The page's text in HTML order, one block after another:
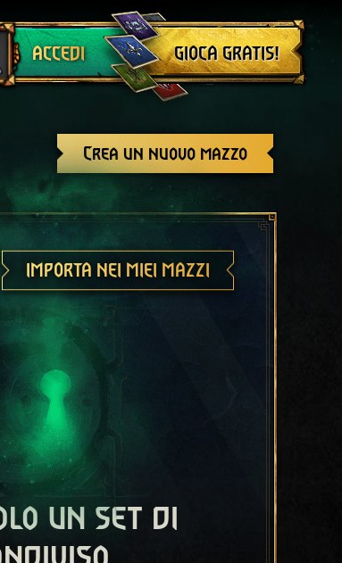
ACCEDI GIOCA GRATIS!
Crea un nuovo mazzo
IMPORTA NEI MIEI MAZZI
un set di